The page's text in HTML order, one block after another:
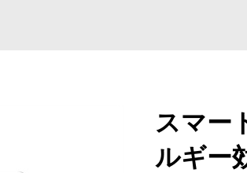
スマー
ルギー